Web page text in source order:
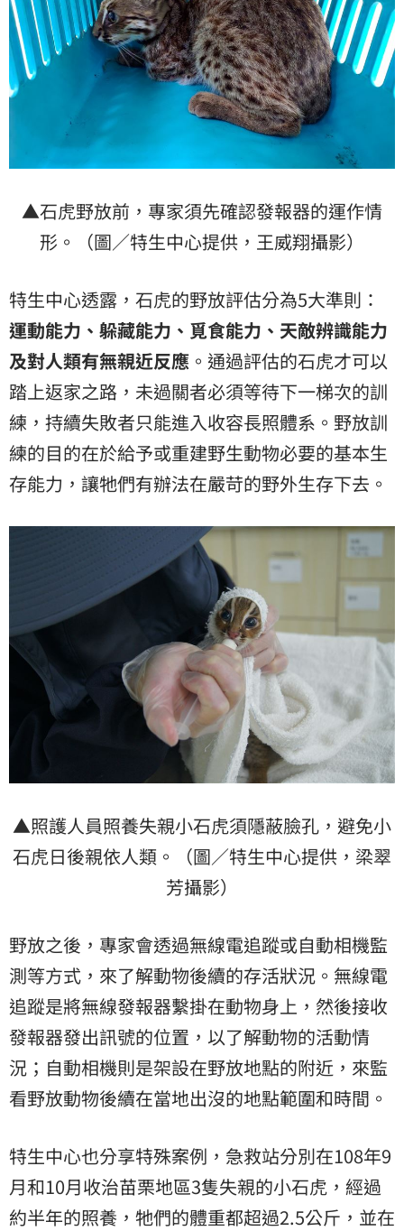
▲石虎野放前，專家須先確認發報器的運作情
形。（圖／特生中心提供，王威翔攝影）
特生中心透露，石虎的野放評估分為5大準則：
運動能力、躲藏能力、覓食能力、天敵辨識能力
及對人類有無親近反應 。通過評估的石虎才可以
踏上返家之路，未過關者必須等待下一梯次的訓
練，持續失敗者只能進入收容長照體系。野放訓
練的目的在於給予或重建野生動物必要的基本生
存能力，讓牠們有辦法在嚴苛的野外生存下去。
▲照護人員照養失親小石虎須隱蔽臉孔， 避免小
石虎日後親依人類。（圖／特生中心提供，梁翠
芳攝影）
野放之後，專家會透過無線電追蹤或自動相機監
測等方式，來了解動物後續的存活狀況。無線電
追蹤是將無線發報器繫掛在動物身上，然後接收
發報器發出訊號的位置，以了解動物的活動情
況；自動相機則是架設在野放地點的附近，來監
看野放動物後續在當地出沒的地點範圍和時間。
特生中心也分享特殊案例，急救站分別在108年9
月和10月收治苗栗地區3隻失親的小石虎，經過
約半年的照養，牠們的體重都超過2.5公斤，並在